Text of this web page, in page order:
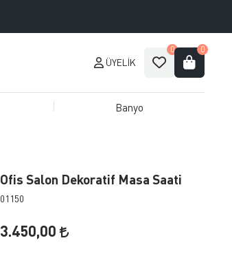
ÜYELIK
0 0
Banyo
Ofis Salon Dekoratif Masa Saati
01150
3.450,00